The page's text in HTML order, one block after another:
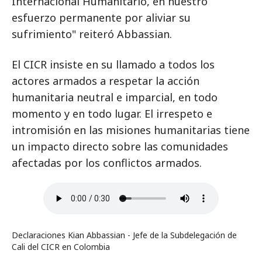
esfuerzo permanente por aliviar su
sufrimiento" reiteró Abbassian.
El CICR insiste en su llamado a todos los
actores armados a respetar la acción
humanitaria neutral e imparcial, en todo
momento y en todo lugar. El irrespeto e
intromisión en las misiones humanitarias tiene
un impacto directo sobre las comunidades
afectadas por los conflictos armados.
Declaraciones Kian Abbassian - Jefe de la Subdelegación de
Cali del CICR en Colombia